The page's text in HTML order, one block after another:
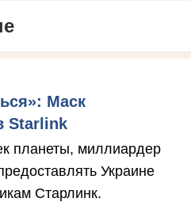
Маск
Starlink
планеты, миллиардер
Украине
Старлинк.